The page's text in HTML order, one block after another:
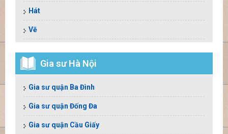
Hát
Vẽ
Gia sư Hà Nội
Gia sư quận Ba Đình
Gia sư quận Đống Đa
Gia sư quận Cầu Giấy